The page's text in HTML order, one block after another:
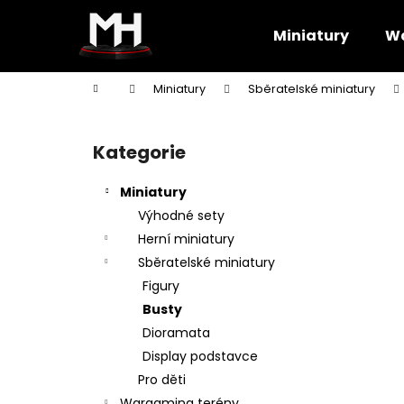
Miniatury
Domů Miniatury Sběratelské miniatury
Přeskočit
kategorie
Kategorie
Miniatury
Výhodné sety
Herní miniatury
Sběratelské miniatury
Figury
Busty
Dioramata
Display podstavce
Pro děti
í
Zpět
do
Zpět
do